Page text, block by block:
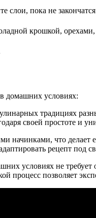
слои, пока не
крошкой, орехами,
домашних условиях:
традициях
своей простоте и
начинками, что
рецепт под
условиях не
процесс позволяет